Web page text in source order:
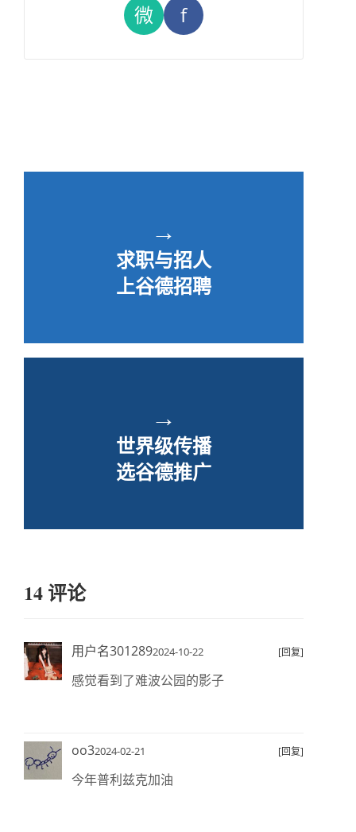
微 f
→
求职与招人
上谷德招聘
→
世界级传播
选谷德推广
14 评论
用户名3012892024-10-22 [回复]
感觉看到了难波公园的影子
oo32024-02-21 [回复]
今年普利兹克加油